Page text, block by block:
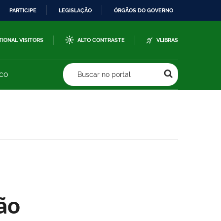
PARTICIPE LEGISLAÇÃO ÓRGÃOS DO GOVERNO
VISITORS ALTO CONTRASTE VLIBRAS
Buscar no portal